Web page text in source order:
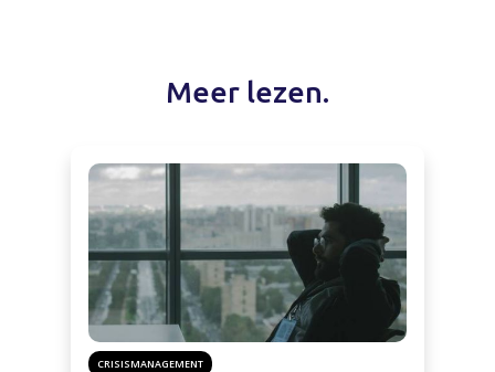
Meer lezen.
CRISISMANAGEMENT